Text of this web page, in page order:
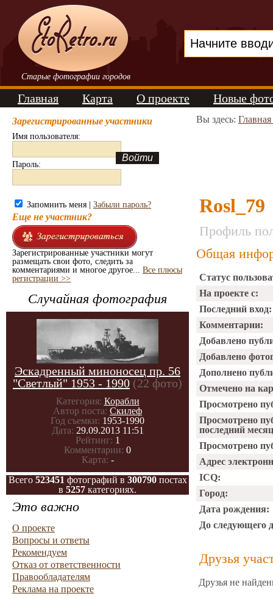
Старые фотографии городов
Главная Карта О проекте Новые
Зарегистрированные участники
Имя пользователя:
Пароль:
Запомнить меня | Забыли пароль?
Еще не участник?
Зарегистрированные участники могут
размещать свои фото, следить за
комментариями и многое другое... Все плюсы
регистрации >>
Случайная фотография
Эскадренный миноносец пр. 56
"Светлый" 1953 - 1990 (22 фото)
Категория: Корабли
Автор поста: Скилеф
Год съемки: 1953-1990
Дата: 29.09.2013 11:51
Рейтинг: 1
Комментарии: 0
Карта: -
Всего 523451 фотографий в 300790постах
в 5257 категориях.
Это важно
О проекте
Вопросы и ответы
Рекомендуем
Отказ от ответственности
Правообладателям
Реклама на проекте
Вы здесь:
Rosl_79
Профиль
Общая
Статус
На проекте с:
Последний вход:
Комментарии:
Добавлено
Добавлено
Дополнено
Отмечено на
Просмотрено
Просмотрено
последний
Просмотрено
Адрес
ICQ:
Город:
Дата рождения:
До следующего
Друзья
Друзья не